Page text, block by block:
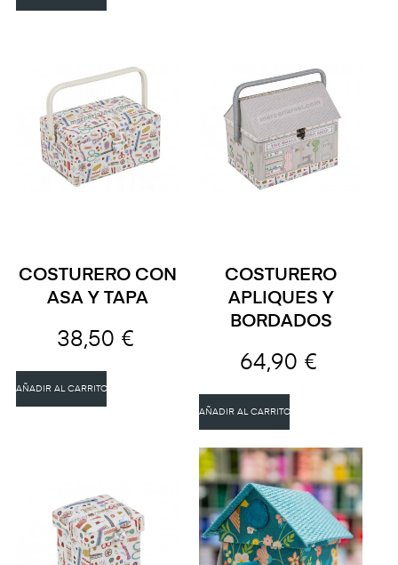
COSTURERO CON
ASA Y TAPA
38,50 €
AÑADIR AL CARRITO
COSTURERO
APLIQUES Y
BORDADOS
64,90 €
AÑADIR AL CARRITO